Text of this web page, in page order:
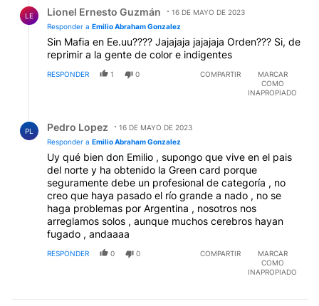
LE Lionel Ernesto Guzmán
16 DE MAYO DE 2023
Responder a Emilio Abraham Gonzalez
Sin Mafia en Ee.uu???? Jajajaja jajajaja Orden??? Si, de
reprimir a la gente de color e indigentes
RESPONDER 1 0 COMPARTIR
MARCAR
COMO
INAPROPIADO
PL Pedro Lopez
16 DE MAYO DE 2023
Responder a Emilio Abraham Gonzalez
Uy qué bien don Emilio , supongo que vive en el pais
del norte y ha obtenido la Green card porque
seguramente debe un profesional de categoría , no
creo que haya pasado el río grande a nado , no se
haga problemas por Argentina , nosotros nos
arreglamos solos , aunque muchos cerebros hayan
fugado , andaaaa
RESPONDER 0 0 COMPARTIR
MARCAR
COMO
INAPROPIADO